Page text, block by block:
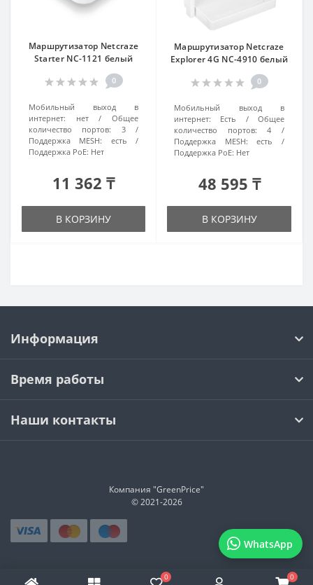
0 0
Маршрутизатор Netcraze
Starter NC-1121 белый
0
Мобильный выход в
интернет:
нет
Общее
количество портов:
3
Поддержка MESH:
есть
Поддержка РоЕ: Нет
11 362 ₸
В КОРЗИНУ
Маршрутизатор Netcraze
Explorer 4G NC-4910 белый
0
Мобильный выход в
интернет:
Есть
Общее
количество портов:
4
Поддержка MESH:
есть
Поддержка РоЕ: Нет
48 595 ₸
В КОРЗИНУ
WhatsApp
Информация
Время работы
Наши контакты
Компания "GreenPrice"
© 2021-2026